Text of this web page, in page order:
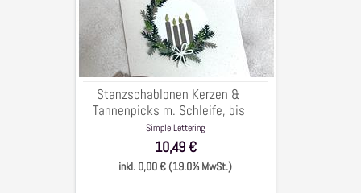
Tannenpicks
m.
Schleife,
bis
3,5x4cm,
14-
tlg.
Stanzschablonen Kerzen &
Tannenpicks m. Schleife, bis
3,5x4cm, 14-tlg.
Simple Lettering
10,49 €
inkl. 0,00 € (19.0% MwSt.)